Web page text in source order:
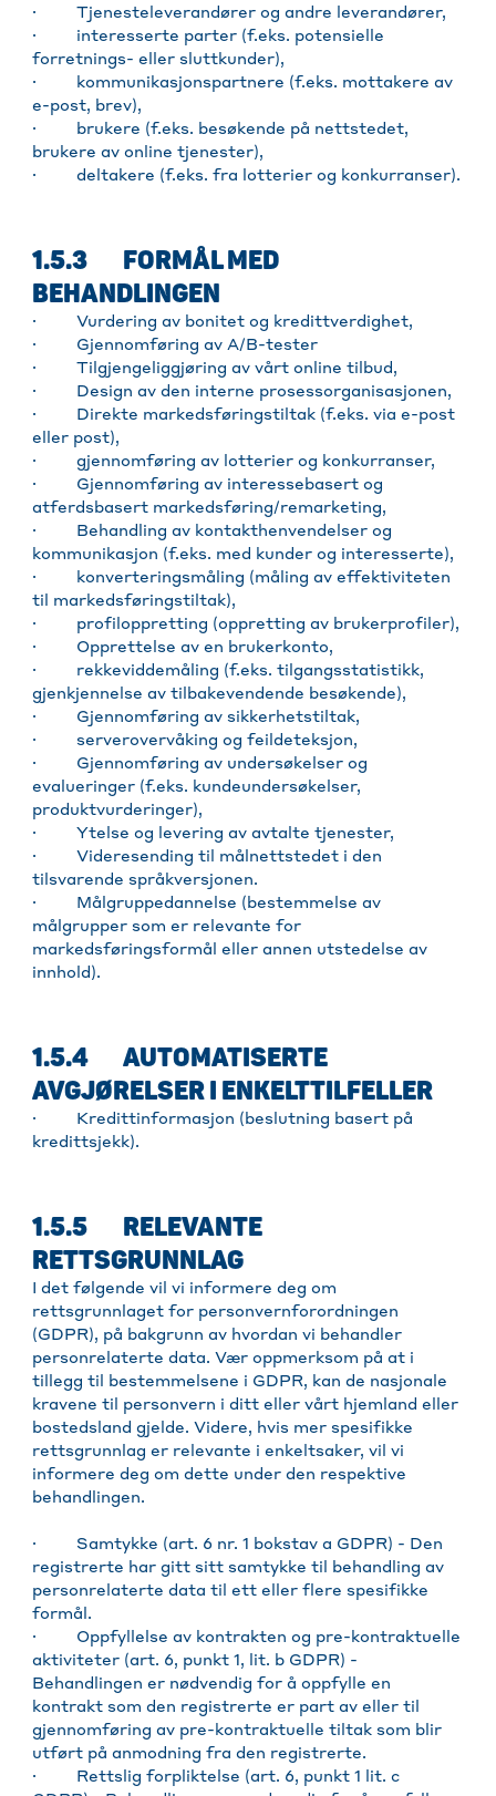
· Tjenesteleverandører og andre leverandører,
· interesserte parter (f.eks. potensielle
forretnings- eller sluttkunder),
· kommunikasjonspartnere (f.eks. mottakere av
e-post, brev),
· brukere (f.eks. besøkende på nettstedet,
brukere av online tjenester),
· deltakere (f.eks. fra lotterier og konkurranser).
1.5.3 FORMÅL MED
BEHANDLINGEN
· Vurdering av bonitet og kredittverdighet,
· Gjennomføring av A/B-tester
· Tilgjengeliggjøring av vårt online tilbud,
· Design av den interne prosessorganisasjonen,
· Direkte markedsføringstiltak (f.eks. via e-post
eller post),
· gjennomføring av lotterier og konkurranser,
· Gjennomføring av interessebasert og
atferdsbasert markedsføring/remarketing,
· Behandling av kontakthenvendelser og
kommunikasjon (f.eks. med kunder og interesserte),
· konverteringsmåling (måling av effektiviteten
til markedsføringstiltak),
· profiloppretting (oppretting av brukerprofiler),
· Opprettelse av en brukerkonto,
· rekkeviddemåling (f.eks. tilgangsstatistikk,
gjenkjennelse av tilbakevendende besøkende),
· Gjennomføring av sikkerhetstiltak,
· serverovervåking og feildeteksjon,
· Gjennomføring av undersøkelser og
evalueringer (f.eks. kundeundersøkelser,
produktvurderinger),
· Ytelse og levering av avtalte tjenester,
· Videresending til målnettstedet i den
tilsvarende språkversjonen.
· Målgruppedannelse (bestemmelse av
målgrupper som er relevante for
markedsføringsformål eller annen utstedelse av
innhold).
1.5.4 AUTOMATISERTE
AVGJØRELSER I ENKELTTILFELLER
· Kredittinformasjon (beslutning basert på
kredittsjekk).
1.5.5 RELEVANTE
RETTSGRUNNLAG
I det følgende vil vi informere deg om
rettsgrunnlaget for personvernforordningen
(GDPR), på bakgrunn av hvordan vi behandler
personrelaterte data. Vær oppmerksom på at i
tillegg til bestemmelsene i GDPR, kan de nasjonale
kravene til personvern i ditt eller vårt hjemland eller
bostedsland gjelde. Videre, hvis mer spesifikke
rettsgrunnlag er relevante i enkeltsaker, vil vi
informere deg om dette under den respektive
behandlingen.
· Samtykke (art. 6 nr. 1 bokstav a GDPR) - Den
registrerte har gitt sitt samtykke til behandling av
personrelaterte data til ett eller flere spesifikke
formål.
· Oppfyllelse av kontrakten og pre-kontraktuelle
aktiviteter (art. 6, punkt 1, lit. b GDPR) -
Behandlingen er nødvendig for å oppfylle en
kontrakt som den registrerte er part av eller til
gjennomføring av pre-kontraktuelle tiltak som blir
utført på anmodning fra den registrerte.
· Rettslig forpliktelse (art. 6, punkt 1 lit. c